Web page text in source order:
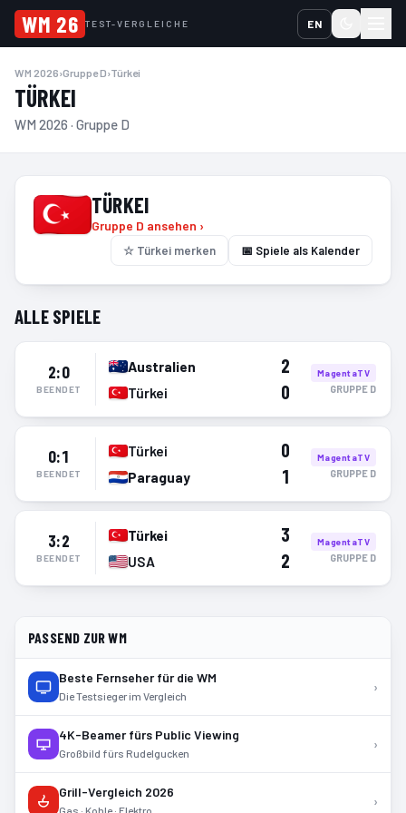
WM 26 TEST-VERGLEICHE EN
WM 2026›Gruppe D›Türkei
TÜRKEI
WM 2026 · Gruppe D
TÜRKEI
Gruppe D ansehen ›
☆ Türkei merken 📅 Spiele als Kalender
ALLE SPIELE
2:0
BEENDET
Australien 2
Türkei 0
MagentaTV
GRUPPE D
0:1
BEENDET
Türkei 0
Paraguay 1
MagentaTV
GRUPPE D
3:2
BEENDET
Türkei 3
USA 2
MagentaTV
GRUPPE D
PASSEND ZUR WM
Beste Fernseher für die WM
Die Testsieger im Vergleich
›
4K-Beamer fürs Public Viewing
Großbild fürs Rudelgucken
›
Grill-Vergleich 2026
Gas · Kohle · Elektro
›